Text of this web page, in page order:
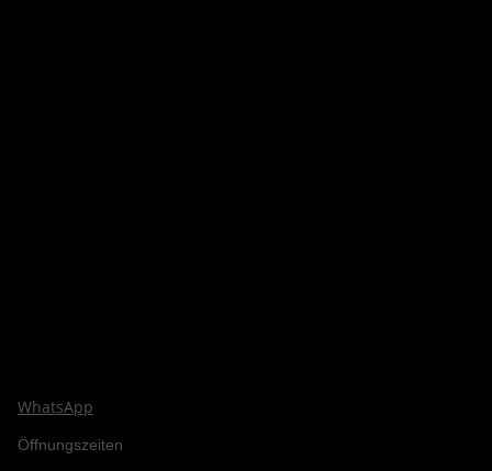
WhatsApp
Öffnungszeiten